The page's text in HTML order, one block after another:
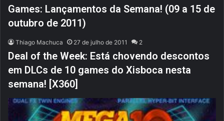
Games: Lançamentos da Semana! (09 a 15 de
outubro de 2011)
Thiago Machuca 27 de julho de 2011 2
Deal of the Week: Está chovendo descontos
em DLCs de 10 games do Xisboca nesta
semana! [X360]